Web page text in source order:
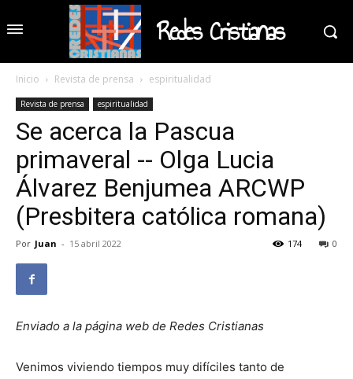
Redes Cristianas
Inicio Revista de prensa espiritualidad
Revista de prensa espiritualidad
Se acerca la Pascua
primaveral -- Olga Lucia
Álvarez Benjumea ARCWP
(Presbitera católica romana)
Por Juan - 15 abril 2022 0
174
Enviado a la página web de Redes Cristianas
Venimos viviendo tiempos muy difíciles tanto de